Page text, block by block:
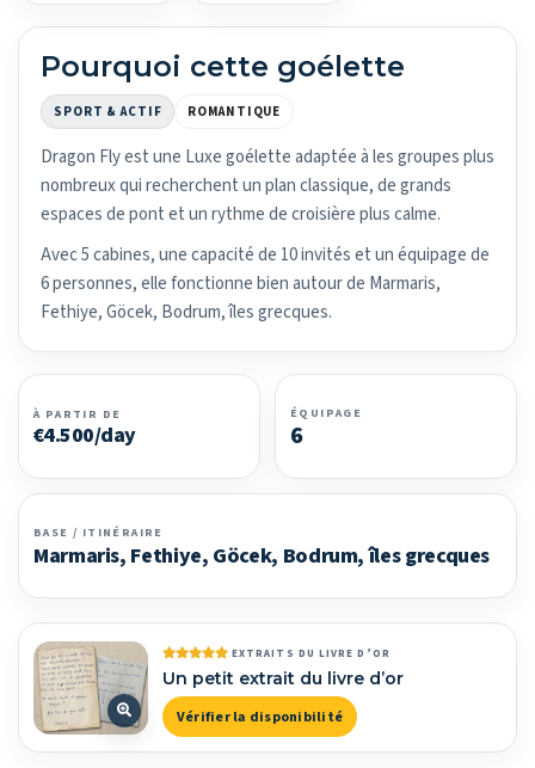
Pourquoi cette goélette
SPORT & ACTIF ROMANTIQUE
Dragon Fly est une Luxe goélette adaptée à les groupes plus
nombreux qui recherchent un plan classique, de grands
espaces de pont et un rythme de croisière plus calme.
Avec 5 cabines, une capacité de 10 invités et un équipage de
6 personnes, elle fonctionne bien autour de Marmaris,
Fethiye, Göcek, Bodrum, îles grecques.
À PARTIR DE
€4.500/day
ÉQUIPAGE
6
BASE / ITINÉRAIRE
Marmaris, Fethiye, Göcek, Bodrum, îles grecques
EXTRAITS DU LIVRE D’OR
Un petit extrait du livre d’or
Vérifier la disponibilité